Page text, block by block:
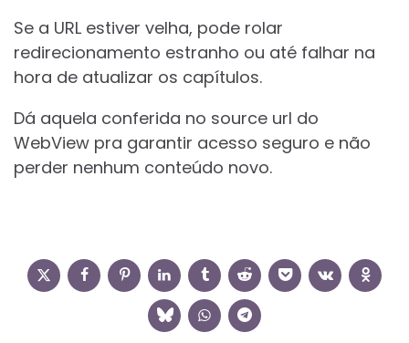
Se a URL estiver velha, pode rolar
redirecionamento estranho ou até falhar na
hora de atualizar os capítulos.
Dá aquela conferida no source url do
WebView pra garantir acesso seguro e não
perder nenhum conteúdo novo.